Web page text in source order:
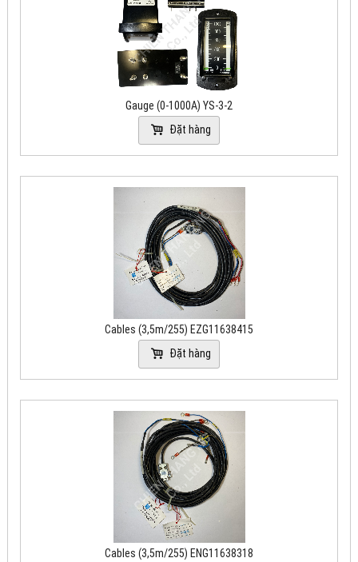
Gauge (0-1000A) YS-3-2
Đặt hàng
Cables (3,5m/255) EZG11638415
Đặt hàng
Cables (3,5m/255) ENG11638318